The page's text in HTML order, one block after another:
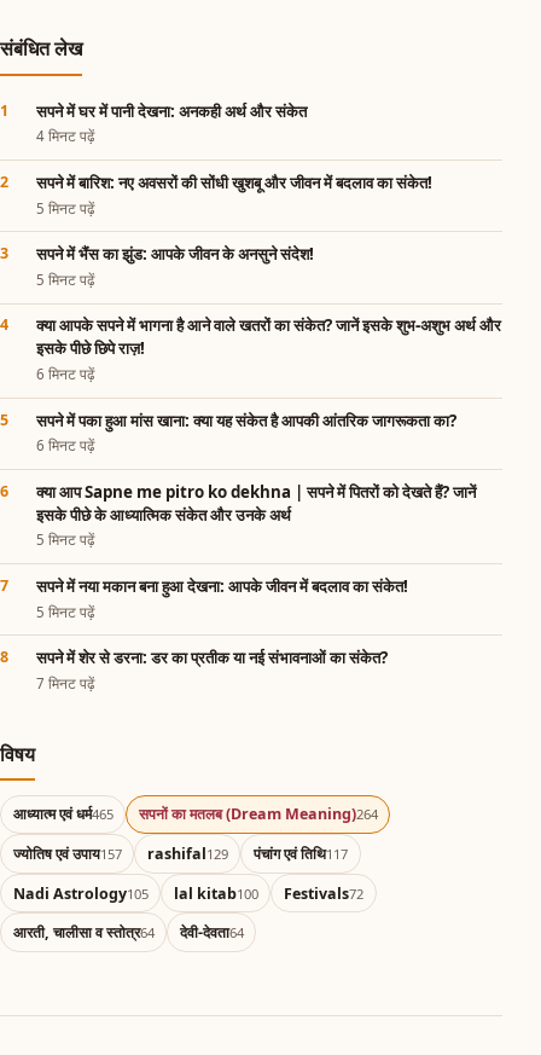
संबंधित लेख
सपने में घर में पानी देखना: अनकही अर्थ और संकेत
4 मिनट पढ़ें
सपने में बारिश: नए अवसरों की सोंधी खुशबू और जीवन में बदलाव का संकेत!
5 मिनट पढ़ें
सपने में भैंस का झुंड: आपके जीवन के अनसुने संदेश!
5 मिनट पढ़ें
क्या आपके सपने में भागना है आने वाले खतरों का संकेत? जानें इसके शुभ-अशुभ अर्थ और
इसके पीछे छिपे राज़!
6 मिनट पढ़ें
सपने में पका हुआ मांस खाना: क्या यह संकेत है आपकी आंतरिक जागरूकता का?
6 मिनट पढ़ें
क्या आप Sapne me pitro ko dekhna | सपने में पितरों को देखते हैं? जानें
इसके पीछे के आध्यात्मिक संकेत और उनके अर्थ
5 मिनट पढ़ें
सपने में नया मकान बना हुआ देखना: आपके जीवन में बदलाव का संकेत!
5 मिनट पढ़ें
सपने में शेर से डरना: डर का प्रतीक या नई संभावनाओं का संकेत?
7 मिनट पढ़ें
विषय
आध्यात्म एवं धर्म465 सपनों का मतलब (Dream Meaning)264
ज्योतिष एवं उपाय157 rashifal129 पंचांग एवं तिथि117
Nadi Astrology105 lal kitab100 Festivals72
आरती, चालीसा व स्तोत्र64 देवी-देवता64